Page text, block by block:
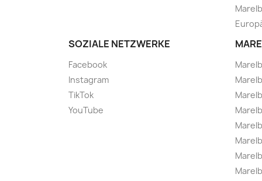
SOZIALE NETZWERKE
Facebook
Instagram
TikTok
YouTube